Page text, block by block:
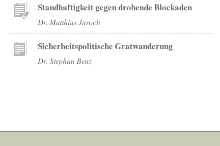
Standhaftigkeit gegen drohende Blockaden
Dr. Matthias Jaroch
Sicherheitspolitische Gratwanderung
Dr. Stephan Benz